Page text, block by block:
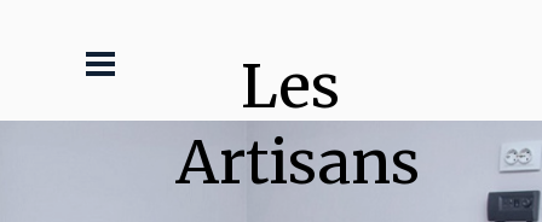
Les
Artisans